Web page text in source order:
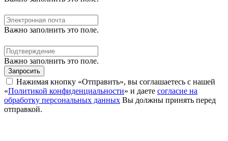
Важно заполнить это поле.
Важно заполнить это поле.
Запросить
Нажимая кнопку «Отправить», вы соглашаетесь с нашей
«Политикой конфиденциальности» и даете согласие на
обработку персональных данных Вы должны принять перед
отправкой.